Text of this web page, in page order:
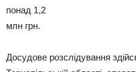
понад 1,2
млн грн.
Досудове розслідування